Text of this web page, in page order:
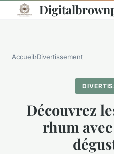
Accueil›Divertissement
Découvrez
rhum